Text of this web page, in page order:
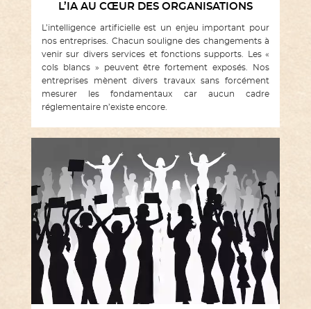
L’IA AU CŒUR DES ORGANISATIONS
L’intelligence artificielle est un enjeu important pour
nos entreprises. Chacun souligne des changements à
venir sur divers services et fonctions supports. Les «
cols blancs » peuvent être fortement exposés. Nos
entreprises mènent divers travaux sans forcément
mesurer les fondamentaux car aucun cadre
réglementaire n’existe encore.